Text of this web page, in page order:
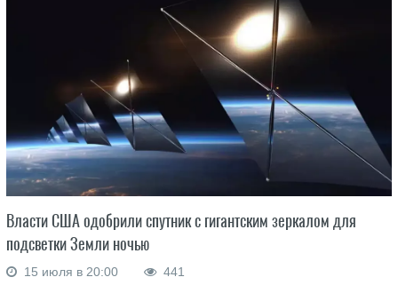
Власти США одобрили спутник с гигантским зеркалом для
подсветки Земли ночью
15 июля в 20:00 441